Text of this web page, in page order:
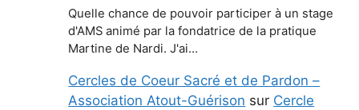
Quelle chance de pouvoir participer à un stage
d'AMS animé par la fondatrice de la pratique
Martine de Nardi. J'ai…
Cercles de Coeur Sacré et de Pardon –
Association Atout-Guérison sur Cercle